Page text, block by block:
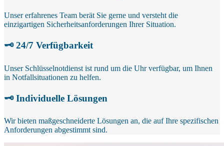
Unser erfahrenes Team berät Sie gerne und versteht die
einzigartigen Sicherheitsanforderungen Ihrer Situation.
🗝️ 24/7 Verfügbarkeit
Unser Schlüsselnotdienst ist rund um die Uhr verfügbar, um Ihnen
in Notfallsituationen zu helfen.
🗝️ Individuelle Lösungen
Wir bieten maßgeschneiderte Lösungen an, die auf Ihre spezifischen
Anforderungen abgestimmt sind.